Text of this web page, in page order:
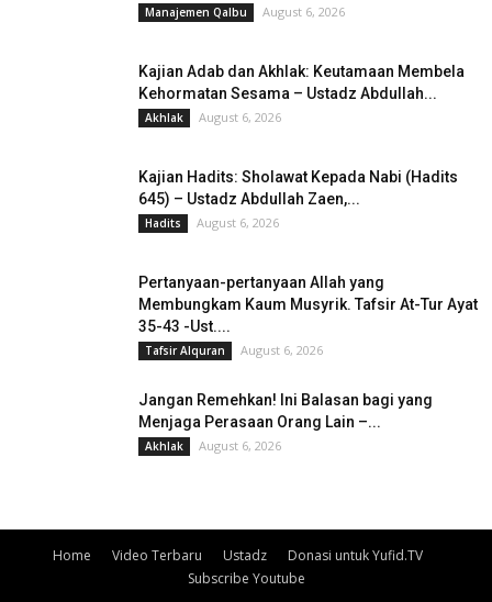
Manajemen Qalbu August 6, 2026
Kajian Adab dan Akhlak: Keutamaan Membela
Kehormatan Sesama – Ustadz Abdullah...
Akhlak August 6, 2026
Kajian Hadits: Sholawat Kepada Nabi (Hadits
645) – Ustadz Abdullah Zaen,...
Hadits August 6, 2026
Pertanyaan-pertanyaan Allah yang
Membungkam Kaum Musyrik. Tafsir At-Tur Ayat
35-43 -Ust....
Tafsir Alquran August 6, 2026
Jangan Remehkan! Ini Balasan bagi yang
Menjaga Perasaan Orang Lain –...
Akhlak August 6, 2026
Home Video Terbaru Ustadz
Donasi untuk Yufid.TV
Subscribe Youtube